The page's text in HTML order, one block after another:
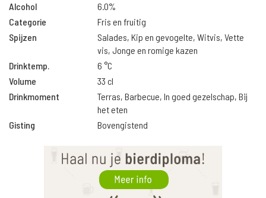
Alcohol
6.0%
Categorie
Fris en fruitig
Spijzen
Salades, Kip en gevogelte, Witvis, Vette
vis, Jonge en romige kazen
Drinktemp.
6 °C
Volume
33 cl
Drinkmoment
Terras, Barbecue, In goed gezelschap, Bij
het eten
Gisting
Bovengistend